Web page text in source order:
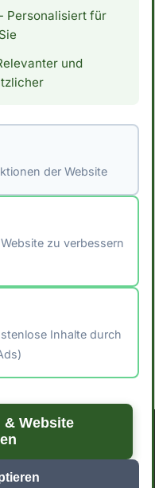
Cookie-Einstellungen
- Personalisiert für
Sie
und
der Website
zu verbessern
Inhalte durch
& Website